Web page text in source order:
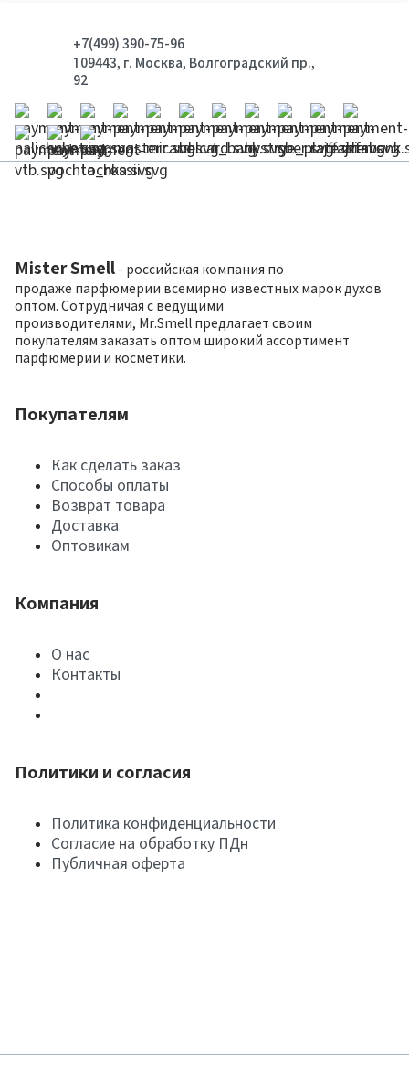
+7(499) 390-75-96
109443, г. Москва, Волгоградский пр.,
92
Mister Smell - российская компания по
продаже парфюмерии всемирно известных марок духов
оптом. Сотрудничая с ведущими
производителями, Mr.Smell предлагает своим
покупателям заказать оптом широкий ассортимент
парфюмерии и косметики.
Покупателям
Как сделать заказ
Способы оплаты
Возврат товара
Доставка
Оптовикам
Компания
О нас
Контакты
Политики и согласия
Политика конфиденциальности
Согласие на обработку ПДн
Публичная оферта